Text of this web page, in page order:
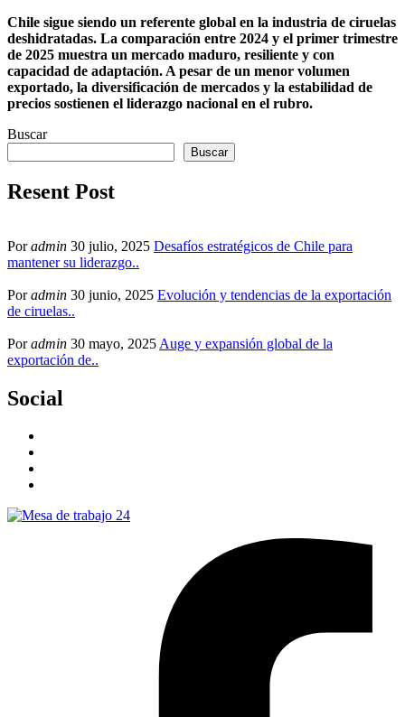
Chile sigue siendo un referente global en la industria de ciruelas
deshidratadas. La comparación entre 2024 y el primer trimestre
de 2025 muestra un mercado maduro, resiliente y con
capacidad de adaptación. A pesar de un menor volumen
exportado, la diversificación de mercados y la estabilidad de
precios sostienen el liderazgo nacional en el rubro.
Buscar
Buscar
Resent Post
Poradmin 30 julio, 2025 Desafíos estratégicos de Chile para
mantener su liderazgo..
Poradmin 30 junio, 2025 Evolución y tendencias de la exportación
de ciruelas..
Poradmin 30 mayo, 2025 Auge y expansión global de la
exportación de..
Social